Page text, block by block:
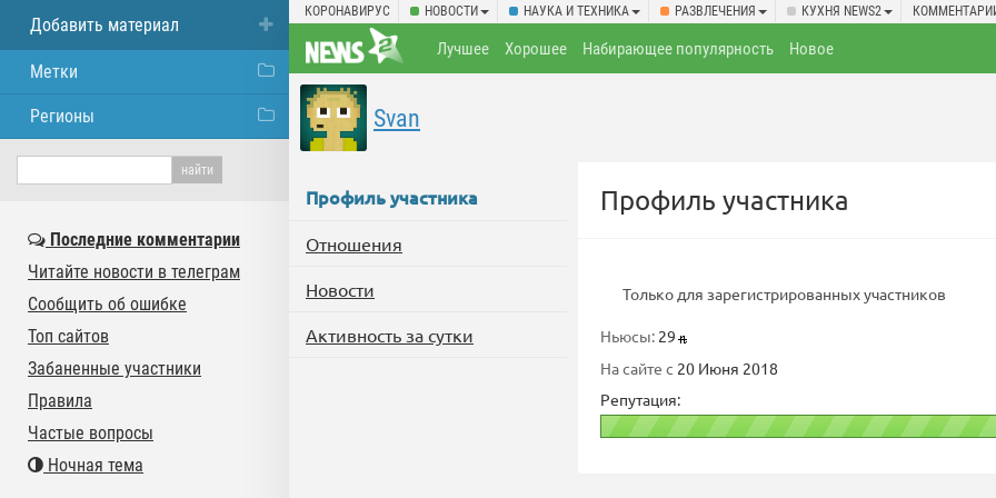
КОРОНАВИРУС НОВОСТИ НАУКА И ТЕХНИКА РАЗВЛЕЧЕНИЯ КУХНЯ NEWS2
Лучшее Хорошее Набирающее популярность Новое
Svan
Профиль участника
Отношения
Новости
Активность за сутки
Профиль участника
Только для зарегистрированных участников
Ньюсы: 29
На сайте с 20 Июня 2018
Репутация:
Добавить материал
Метки
Регионы
Последние комментарии
Читайте новости в телеграм
Сообщить об ошибке
Топ сайтов
Забаненные участники
Правила
Частые вопросы
Ночная тема